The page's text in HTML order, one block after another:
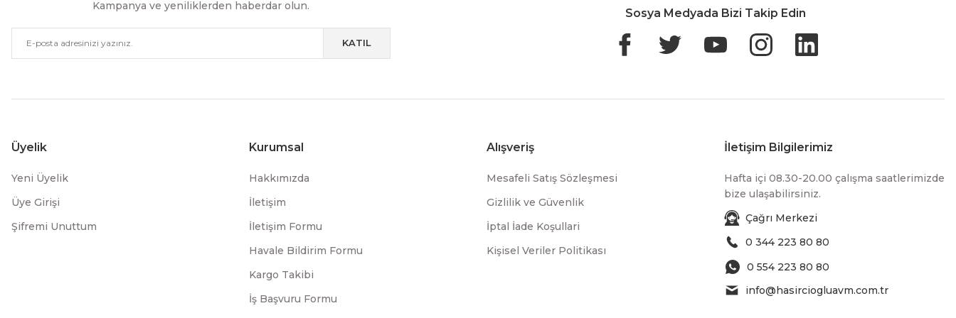
Kampanya ve yeniliklerden haberdar olun.
KATIL
Sosya Medyada Bizi Takip Edin
Üyelik
Yeni Üyelik
Üye Girişi
Şifremi Unuttum
Kurumsal
Hakkımızda
İletişim
İletişim Formu
Havale Bildirim Formu
Kargo Takibi
İş Başvuru Formu
Alışveriş
Mesafeli Satış Sözleşmesi
Gizlilik ve Güvenlik
İptal İade Koşullari
Kişisel Veriler Politikası
İletişim Bilgilerimiz
Hafta içi 08.30-20.00 çalışma saatlerimizde
bize ulaşabilirsiniz.
Çağrı Merkezi
0 344 223 80 80
0 554 223 80 80
info@hasirciogluavm.com.tr